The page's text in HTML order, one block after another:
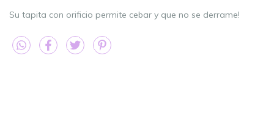
Su tapita con orificio permite cebar y que no se derrame!